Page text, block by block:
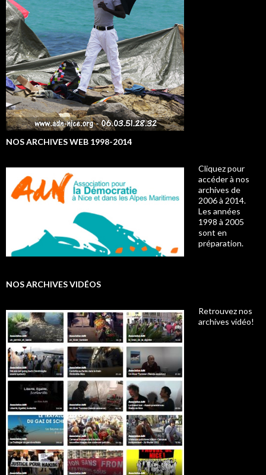
NOS ARCHIVES WEB 1998-2014
Cliquez pour
accéder à nos
archives de
2006 à 2014.
Les années
1998 à 2005
sont en
préparation.
NOS ARCHIVES VIDÉOS
Retrouvez nos
archives vidéo!